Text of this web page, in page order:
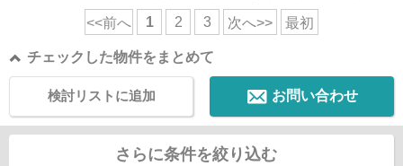
<<前へ 1 2 3 次へ>> 最初
チェックした物件をまとめて
お問い合わせ
検討リストに追加
さらに条件を絞り込む